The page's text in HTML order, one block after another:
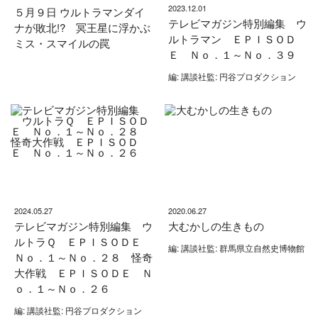
５月９日 ウルトラマンダイ
ナが敗北!? 冥王星に浮かぶ
ミス・スマイルの罠
2023.12.01
テレビマガジン特別編集 ウ
ルトラマン ＥＰＩＳＯＤ
Ｅ Ｎｏ．１～Ｎｏ．３９
編: 講談社監: 円谷プロダクション
2024.05.27
テレビマガジン特別編集 ウ
ルトラＱ ＥＰＩＳＯＤＥ
Ｎｏ．１～Ｎｏ．２８ 怪奇
大作戦 ＥＰＩＳＯＤＥ Ｎ
ｏ．１～Ｎｏ．２６
編: 講談社監: 円谷プロダクション
2020.06.27
大むかしの生きもの
編: 講談社監: 群馬県立自然史博物館